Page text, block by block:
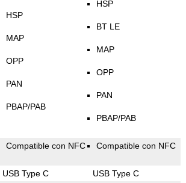
HSP
MAP
OPP
PAN
PBAP/PAB
HSP
BT LE
MAP
OPP
PAN
PBAP/PAB
Compatible con NFC Compatible con NFC
USB Type C USB Type C